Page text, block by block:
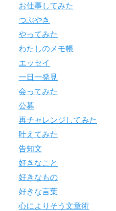
お仕事してみた
つぶやき
やってみた
わたしのメモ帳
エッセイ
一日一発見
会ってみた
公募
再チャレンジしてみた
叶えてみた
告知文
好きなこと
好きなもの
好きな言葉
心によりそう文章術